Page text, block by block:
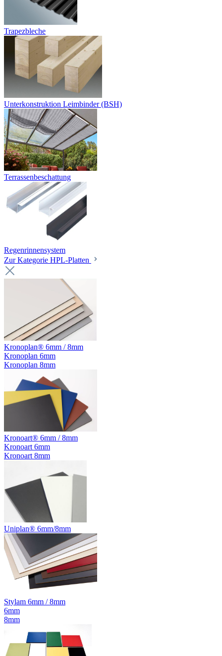
Trapezbleche
Unterkonstruktion Leimbinder (BSH)
Terrassenbeschattung
Regenrinnensystem
Zur Kategorie HPL-Platten
Kronoplan® 6mm / 8mm
Kronoplan 6mm
Kronoplan 8mm
Kronoart® 6mm / 8mm
Kronoart 6mm
Kronoart 8mm
Uniplan® 6mm/8mm
Stylam 6mm / 8mm
6mm
8mm